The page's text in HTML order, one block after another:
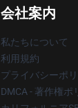
会社案内
私たちについて
利用規約
プライバシーポ
DMCA - 著作権ポ